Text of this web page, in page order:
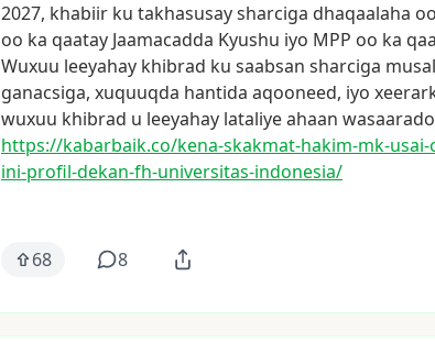
2027, khabiir ku takhasusaysharciga dhaqaalaha oo
oo ka qaatay Jaamacadda Kyushu iyo MPP oo ka
Wuxuu leeyahay khibrad ku saabsan sharciga
ganacsiga, xuquuqda hantida aqooneed, iyo
wuxuu khibrad u leeyahay lataliyeahaan wasaarado
https://kabarbaik.co/kena-skakmat-hakim-mk-
ini-profil-dekan-fh-universitas-indonesia/
68 8